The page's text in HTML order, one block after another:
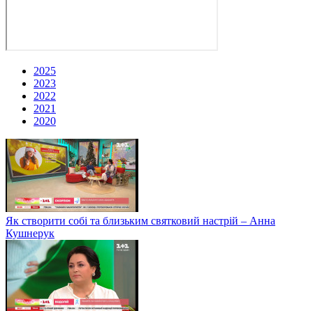
2025
2023
2022
2021
2020
Як створити собі та близьким святковий настрій – Анна
Кушнерук